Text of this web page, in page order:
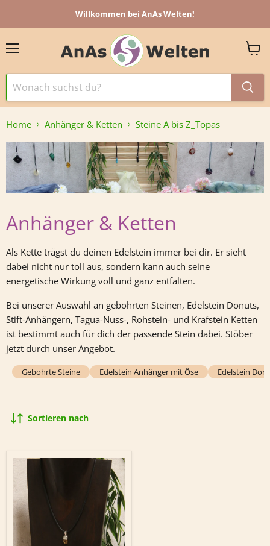
Willkommen bei AnAs Welten!
Home Anhänger & Ketten Steine A bis Z_Topas
Anhänger & Ketten
Als Kette trägst du deinen Edelstein immer bei dir. Er sieht
dabei nicht nur toll aus, sondern kann auch seine
energetische Wirkung voll und ganz entfalten.
Bei unserer Auswahl an gebohrten Steinen, Edelstein Donuts,
Stift-Anhängern, Tagua-Nuss-, Rohstein- und Krafstein Ketten
ist bestimmt auch für dich der passende Stein dabei. Stöber
jetzt durch unser Angebot.
Gebohrte Steine Edelstein Anhänger mit Öse Edelstein
Sortieren nach